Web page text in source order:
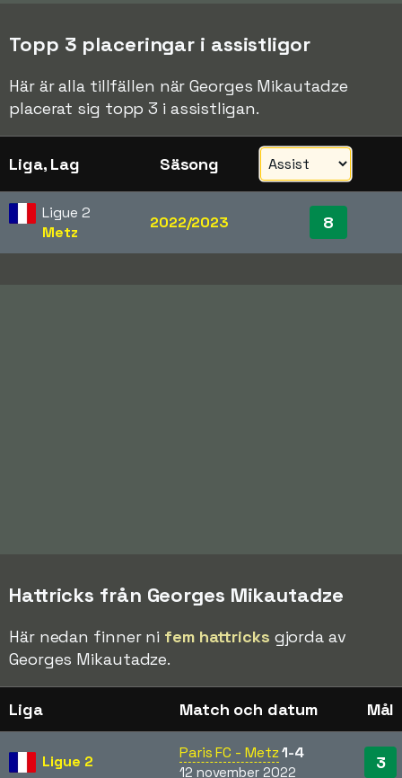
Topp 3 placeringar i assistligor
Här är alla tillfällen när Georges Mikautadze
placerat sig topp 3 i assistligan.
Liga, Lag Säsong
Ligue 2
Metz
2022/2023 8
Hattricks från Georges Mikautadze
Här nedan finner ni fem hattricks gjorda av
Georges Mikautadze.
Liga Match och datum Mål
Ligue 2 Paris FC - Metz1-4
12 november 2022 3